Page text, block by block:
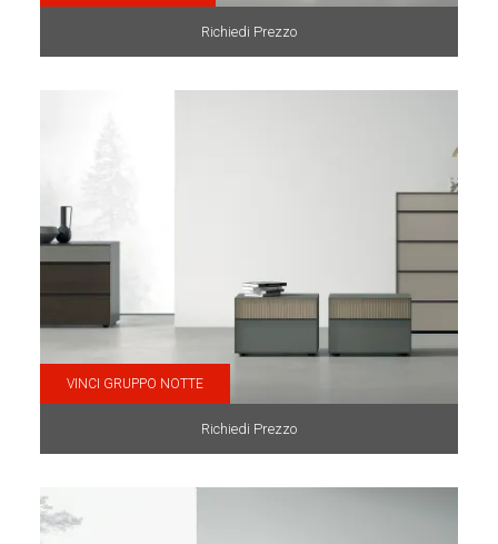
Richiedi Prezzo
VINCI GRUPPO NOTTE
Richiedi Prezzo